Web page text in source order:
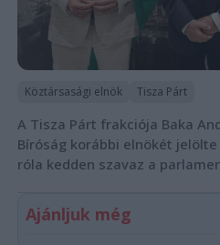
Köztársasági elnök Tisza Párt
A Tisza Párt frakciója Baka
Bíróság korábbi elnökét
róla kedden szavaz a
Ajánljuk még